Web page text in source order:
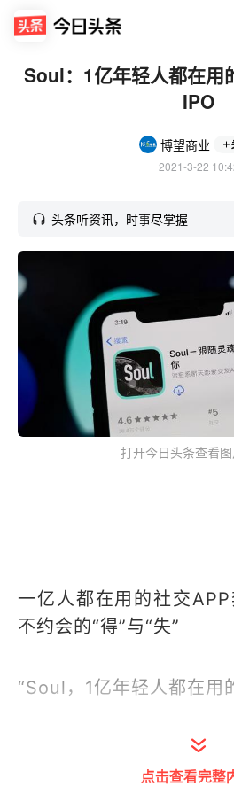
Soul：1亿年轻人都在用
IPO
博望商业
2021-3-22
头条听资讯，时事尽掌握
打开今日头条查看
一亿人都在用的社交
不约会的“得”与“失”
“Soul，1亿年轻人都在用
3月18日，据外媒报道，
Soul计划在美国上市，
点击查看完整